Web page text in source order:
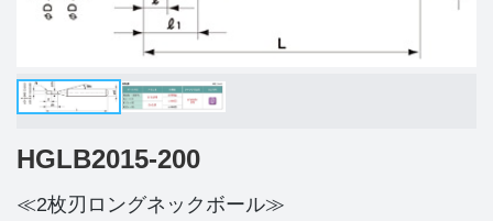
HGLB2015-200
≪2枚刃ロングネックボール≫